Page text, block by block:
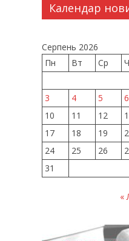
Календар
Серпень 2026
Пн
Вт Ср
3
4 5 6
10
11 12
17
18 19
24
25 26
31
«